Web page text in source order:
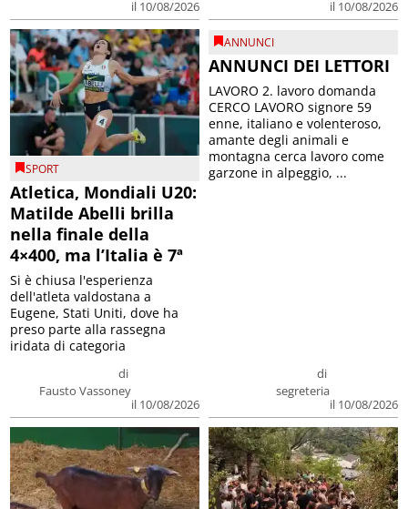
il 10/08/2026
il 10/08/2026
SPORT
Atletica, Mondiali U20:
Matilde Abelli brilla
nella finale della
4×400, ma l’Italia è 7ª
di
Fausto Vassoney
il 10/08/2026
Si è chiusa l'esperienza
dell'atleta valdostana a
Eugene, Stati Uniti, dove ha
preso parte alla rassegna
iridata di categoria
ANNUNCI
ANNUNCI DEI LETTORI
di
segreteria
il 10/08/2026
LAVORO 2. lavoro domanda
CERCO LAVORO signore 59
enne, italiano e volenteroso,
amante degli animali e
montagna cerca lavoro come
garzone in alpeggio, ...